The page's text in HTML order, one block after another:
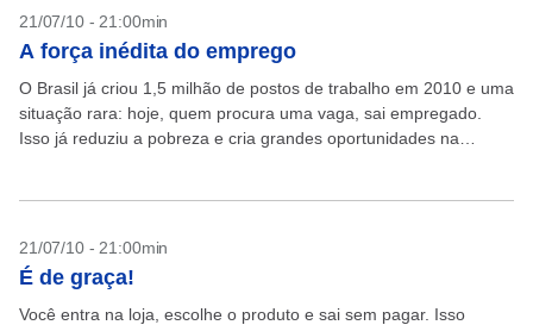
21/07/10 - 21:00min
A força inédita do emprego
O Brasil já criou 1,5 milhão de postos de trabalho em 2010 e uma
situação rara: hoje, quem procura uma vaga, sai empregado.
Isso já reduziu a pobreza e cria grandes oportunidades na
21/07/10 - 21:00min
É de graça!
Você entra na loja, escolhe o produto e sai sem pagar. Isso